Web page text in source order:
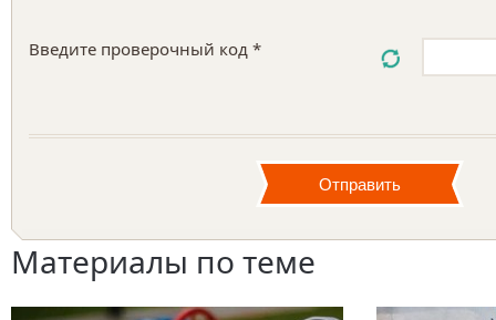
Введите проверочный код *
Материалы по теме